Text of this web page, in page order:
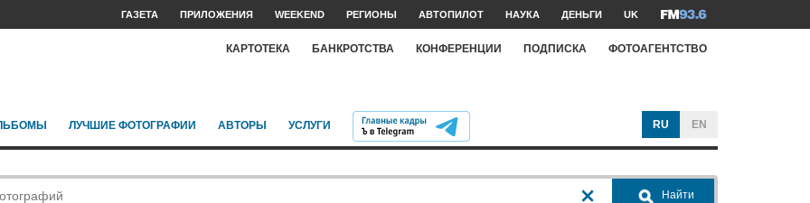
ГАЗЕТА ПРИЛОЖЕНИЯ WEEKEND РЕГИОНЫ АВТОПИЛОТ НАУКА ДЕНЬГИ UK
КАРТОТЕКА БАНКРОТСТВА КОНФЕРЕНЦИИ ПОДПИСКА ФОТОАГЕНТСТВО
ЛУЧШИЕ ФОТОГРАФИИ АВТОРЫ УСЛУГИ RU EN
Найти